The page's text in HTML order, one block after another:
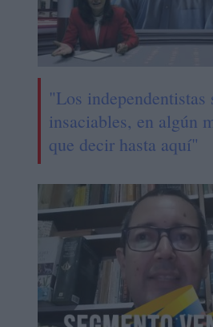
"Los independentistas
insaciables, en algún
que decir hasta aquí"